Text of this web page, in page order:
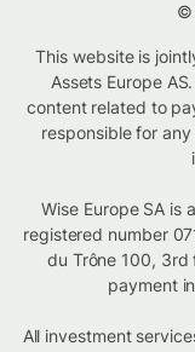
©
This website is
Assets Europe
content related to
responsible for
Wise Europe SA is
registered number
du Trône 100, 3rd
payment
All investment